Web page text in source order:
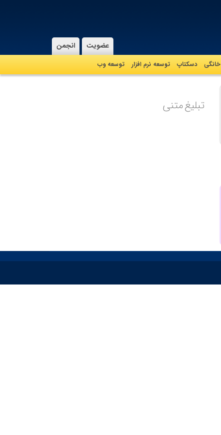
خانگی دسکتاپ توسعه نرم افزار توسعه وب
انجمن عضویت
تبلیغ متنی